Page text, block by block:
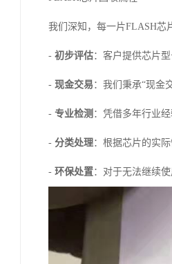
我们深知，每一片FLASH芯
- 初步评估：客户提供芯片
- 现金交易 ：我们秉承“现金
- 专业检测 ：凭借多年行业
- 分类处理：根据芯片的实
- 环保处置：对于无法继续